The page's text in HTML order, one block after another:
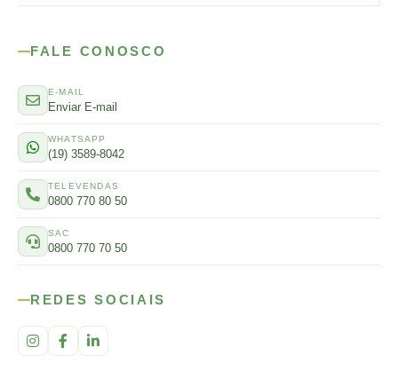
FALE CONOSCO
E-MAIL
Enviar E-mail
WHATSAPP
(19) 3589-8042
TELEVENDAS
0800 770 80 50
SAC
0800 770 70 50
REDES SOCIAIS